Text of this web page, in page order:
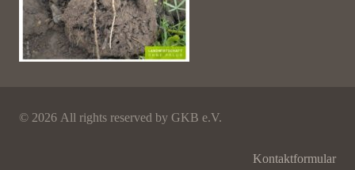
©2026 All rights reserved by GKB e.V.
Kontaktformular